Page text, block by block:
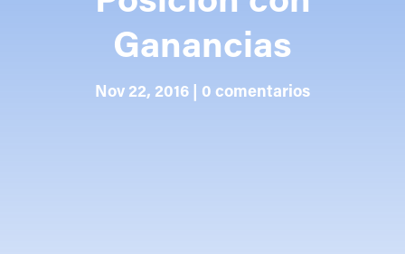
Ganancias
Nov 22, 2016 0 comentarios